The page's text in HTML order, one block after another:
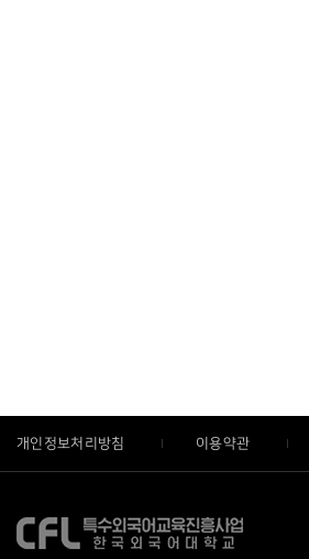
개인정보처리방침 이용약관